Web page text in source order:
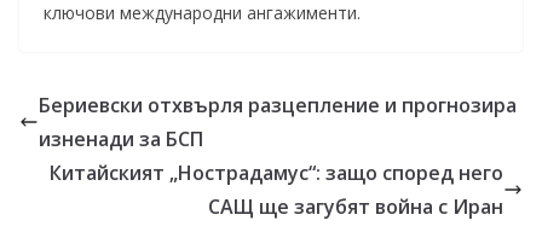
ключови международни ангажименти.
Бериевски отхвърля разцепление и прогнозира
изненади за БСП
Китайският „Нострадамус“: защо според него
САЩ ще загубят война с Иран